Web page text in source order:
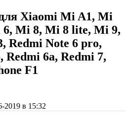
Xiaomi Mi A1, Mi
Mi 8, Mi 8 lite, Mi 9,
Redmi Note 6 pro,
Redmi 6a, Redmi 7,
F1
2019 в 15:32